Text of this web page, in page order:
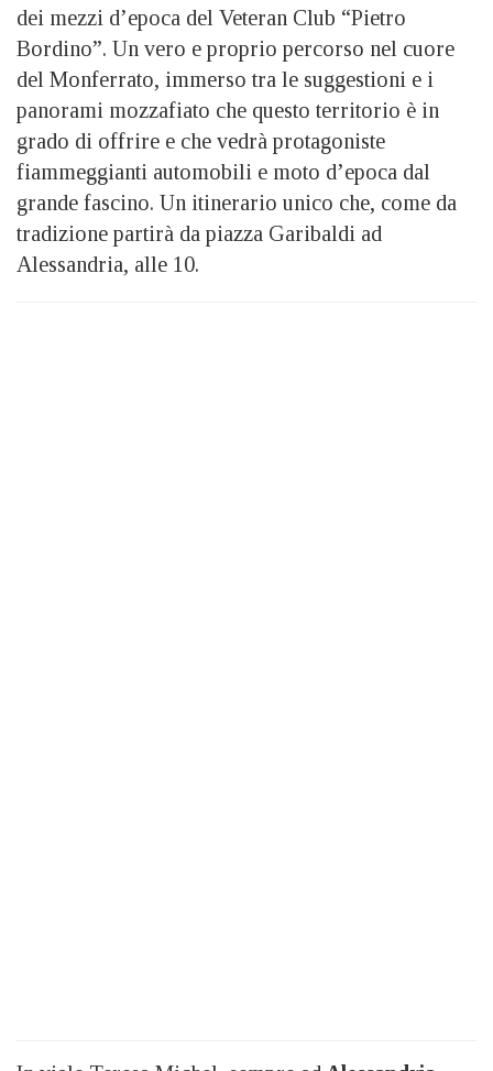
dei mezzi d’epoca del Veteran Club “Pietro
Bordino”. Un vero e proprio percorso nel cuore
del Monferrato, immerso tra le suggestioni e i
panorami mozzafiato che questo territorio è in
grado di offrire e che vedrà protagoniste
fiammeggianti automobili e moto d’epoca dal
grande fascino. Un itinerario unico che, come da
tradizione partirà da piazza Garibaldi ad
Alessandria, alle 10.